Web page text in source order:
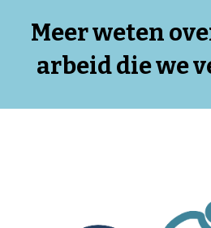
Meer weten
arbeid die we